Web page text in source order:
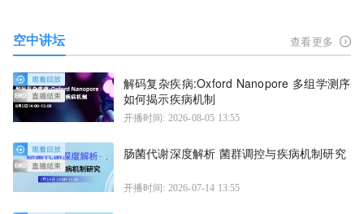
空中讲坛 查看更多
解码复杂疾病:Oxford Nanopore 多组学测序
如何揭示疾病机制
开播时间: 2026-08-05 13:55
肠菌代谢深度解析 菌群调控与疾病机制研究
开播时间: 2026-07-14 13:55